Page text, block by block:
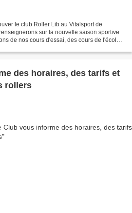
le club Roller Lib au Vitalsport de
sur la nouvelle saison sportive
de nos cours d'essai, des cours de l'école
des horaires, des tarifs et
rollers